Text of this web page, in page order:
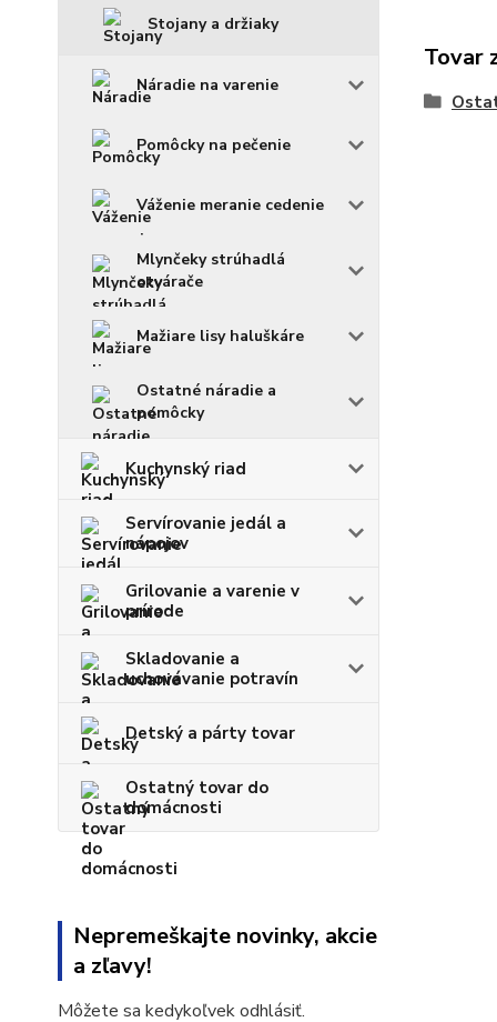
Stojany a držiaky
Náradie na varenie
Pomôcky na pečenie
Váženie meranie cedenie
Mlynčeky strúhadlá
otvárače
Mažiare lisy haluškáre
Ostatné náradie a
pomôcky
Kuchynský riad
Servírovanie jedál a
nápojov
Grilovanie a varenie v
prírode
Skladovanie a
uchovávanie potravín
Detský a párty tovar
Ostatný tovar do
domácnosti
Nepremeškajte novinky, akcie
a zľavy!
Môžete sa kedykoľvek odhlásiť.
Tovar